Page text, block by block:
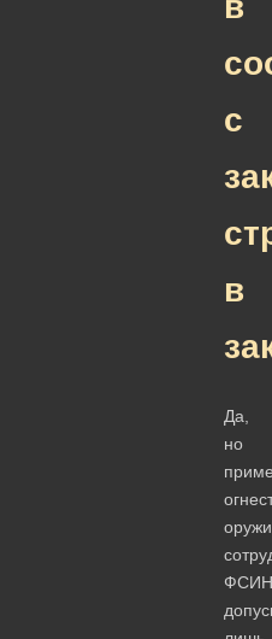
с
в
Да,
но
ФСИН